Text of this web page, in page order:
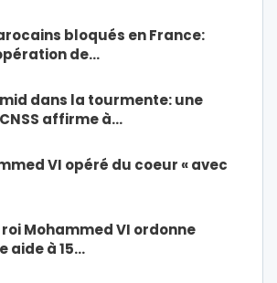
bloqués en France:
de…
dans la tourmente: une
affirme à…
VI opéré du coeur « avec
roi Mohammed VI ordonne
aide à 15…